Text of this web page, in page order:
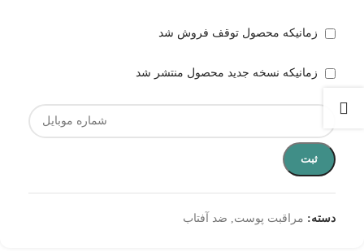
زمانیکه محصول توقف فروش شد
زمانیکه نسخه جدید محصول منتشر شد
ثبت
دسته: مراقبت پوست ضد آفتاب